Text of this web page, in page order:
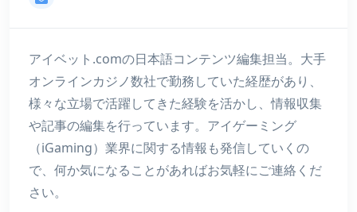
アイベット.comの日本語コンテンツ編集担当。大手
オンラインカジノ数社で勤務していた経歴があり、
様々な立場で活躍してきた経験を活かし、情報収集
や記事の編集を行っています。アイゲーミング
（iGaming）業界に関する情報も発信していくの
で、何か気になることがあればお気軽にご連絡くだ
さい。